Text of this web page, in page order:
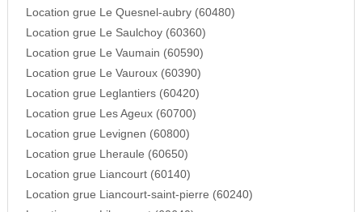
Location grue Le Quesnel-aubry (60480)
Location grue Le Saulchoy (60360)
Location grue Le Vaumain (60590)
Location grue Le Vauroux (60390)
Location grue Leglantiers (60420)
Location grue Les Ageux (60700)
Location grue Levignen (60800)
Location grue Lheraule (60650)
Location grue Liancourt (60140)
Location grue Liancourt-saint-pierre (60240)